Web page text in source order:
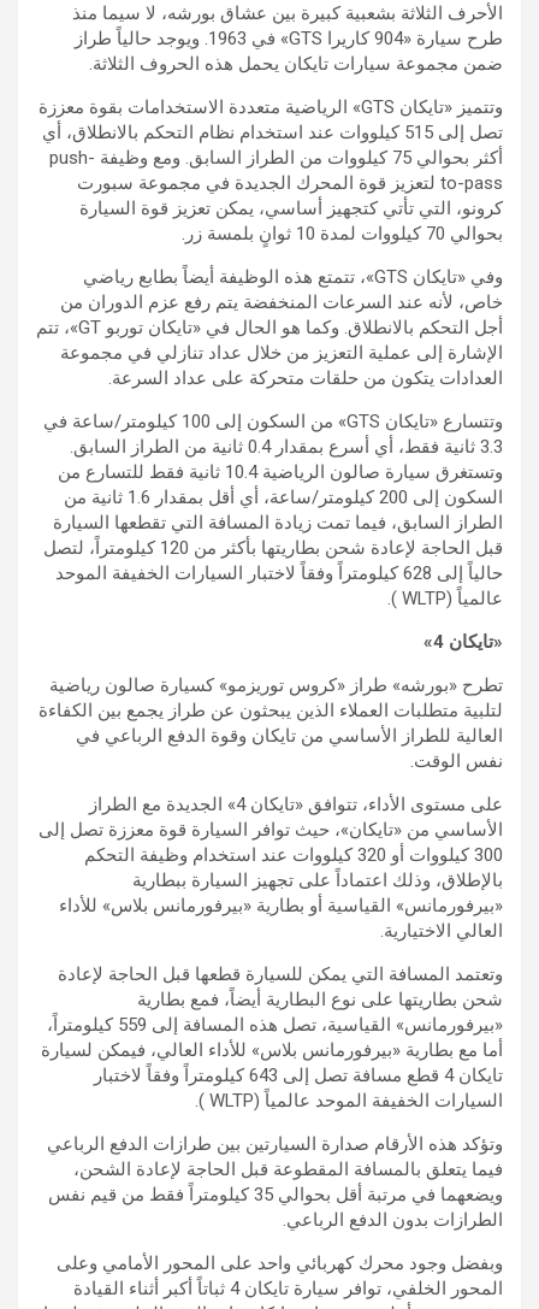
الأحرف الثلاثة بشعبية كبيرة بين عشاق بورشه، لا سيما منذ
طرح سيارة «904 كاريرا GTS» في 1963‏. ويوجد حالياً طراز
ضمن مجموعة سيارات تايكان يحمل هذه الحروف الثلاثة‏.
وتتميز «تايكان GTS» الرياضية متعددة الاستخدامات بقوة معززة
تصل إلى 515 كيلووات عند استخدام نظام التحكم بالانطلاق، أي
أكثر بحوالي 75 كيلووات من الطراز السابق. ومع وظيفة push-
to-pass لتعزيز قوة المحرك الجديدة في مجموعة سبورت
كرونو، التي تأتي كتجهيز أساسي، يمكن تعزيز قوة السيارة
بحوالي 70 كيلووات لمدة 10 ثوانٍ بلمسة زر.
وفي «تايكان GTS»، تتمتع هذه الوظيفة أيضاً بطابع رياضي
خاص، لأنه عند السرعات المنخفضة يتم رفع عزم الدوران من
أجل التحكم بالانطلاق. وكما هو الحال في «تايكان توربو GT»، تتم
الإشارة إلى عملية التعزيز من خلال عداد تنازلي في مجموعة
العدادات يتكون من حلقات متحركة على عداد السرعة‏.
وتتسارع «تايكان GTS» من السكون إلى 100 كيلومتر/ساعة في
3.3 ثانية فقط، أي أسرع بمقدار 0.4 ثانية من الطراز السابق.
وتستغرق سيارة صالون الرياضية 10.4 ثانية فقط للتسارع من
السكون إلى 200 كيلومتر/ساعة، أي أقل بمقدار 1.6 ثانية من
الطراز السابق، فيما تمت زيادة المسافة التي تقطعها السيارة
قبل الحاجة لإعادة شحن بطاريتها بأكثر من 120 كيلومتراً، لتصل
حالياً إلى 628 كيلومتراً وفقاً لاختبار السيارات الخفيفة الموحد
عالمياً (WLTP )‏.
«تايكان 4»
تطرح «بورشه» طراز «كروس توريزمو» كسيارة صالون رياضية
لتلبية متطلبات العملاء الذين يبحثون عن طراز يجمع بين الكفاءة
العالية للطراز الأساسي من تايكان وقوة الدفع الرباعي في
نفس الوقت.
على مستوى الأداء، تتوافق «تايكان 4» الجديدة مع الطراز
الأساسي من «تايكان»، حيث توافر السيارة قوة معززة تصل إلى
300 كيلووات أو 320 كيلووات عند استخدام وظيفة التحكم
بالإطلاق، وذلك اعتماداً على تجهيز السيارة ببطارية
«بيرفورمانس» القياسية أو بطارية «بيرفورمانس بلاس» للأداء
العالي الاختيارية‏.
وتعتمد المسافة التي يمكن للسيارة قطعها قبل الحاجة لإعادة
شحن بطاريتها على نوع البطارية أيضاً، فمع بطارية
«بيرفورمانس» القياسية، تصل هذه المسافة إلى 559 كيلومتراً،
أما مع بطارية «بيرفورمانس بلاس» للأداء العالي، فيمكن لسيارة
تايكان 4 قطع مسافة تصل إلى 643 كيلومتراً وفقاً لاختبار
السيارات الخفيفة الموحد عالمياً (WLTP ).
وتؤكد هذه الأرقام صدارة السيارتين بين طرازات الدفع الرباعي
فيما يتعلق بالمسافة المقطوعة قبل الحاجة لإعادة الشحن،
ويضعهما في مرتبة أقل بحوالي 35 كيلومتراً فقط من قيم نفس
الطرازات بدون الدفع الرباعي‏.
وبفضل وجود محرك كهربائي واحد على المحور الأمامي وعلى
المحور الخلفي، توافر سيارة تايكان 4 ثباتاً أكبر أثناء القيادة